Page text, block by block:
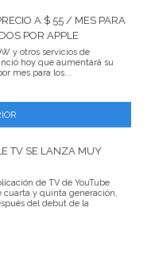
A $ 55 / MES PARA
POR APPLE
y otros servicios de
hoy que aumentará su
mes para los...
TV SE LANZA MUY
de TV de YouTube
y quinta generación,
del debut de la